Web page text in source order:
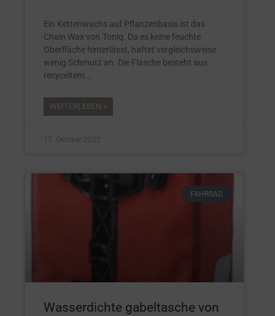
Ein Kettenwachs auf Pflanzenbasis ist das
Chain Wax von Toniq. Da es keine feuchte
Oberfläche hinterlässt, haftet vergleichsweise
wenig Schmutz an. Die Flasche besteht aus
recyceltem
WEITERLESEN »
15. Oktober 2022
FAHRRAD
Wasserdichte gabeltasche von